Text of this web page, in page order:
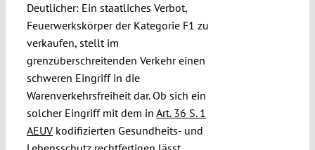
Deutlicher: Ein staatliches Verbot,
Feuerwerkskörper der Kategorie F1 zu
verkaufen, stellt im
grenzüberschreitenden Verkehr einen
schweren Eingriff in die
Warenverkehrsfreiheit dar. Ob sich ein
solcher Eingriff mit dem in Art. 36 S. 1
AEUVkodifizierten Gesundheits- und